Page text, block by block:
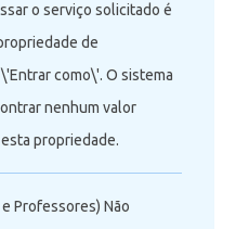
o serviço solicitado é
de
como\'. O sistema
nenhum valor
propriedade.
Professores) Não